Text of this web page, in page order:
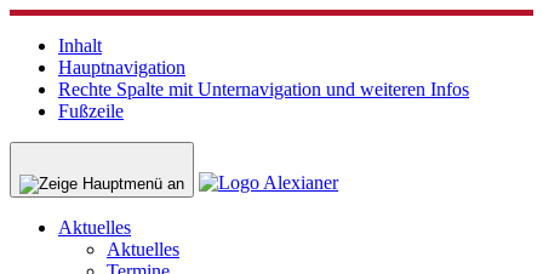
Inhalt
Hauptnavigation
Rechte Spalte mit Unternavigation und weiteren Infos
Fußzeile
Aktuelles
Aktuelles